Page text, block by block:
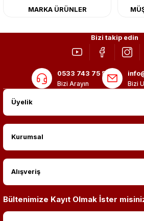
MARKA ÜRÜNLER
Bizi takip edin
0533 743 75 56
Bizi Arayın
Bizi
Üyelik
Kurumsal
Alışveriş
Bültenimize Kayıt Olmak İster